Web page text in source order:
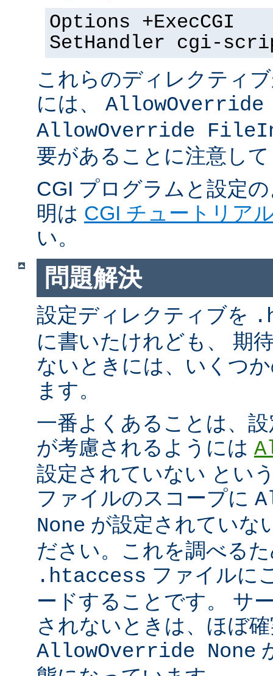
Options +ExecCGI
SetHandler cgi-
これらのディレクティ
には、 AllowOverride
AllowOverride
要があることに注意し
CGI プログラムと設定
明は CGI チュートリア
い。
問題解決
設定ディレクティブを
に書いたけれども、 期
ないときには、いくつ
ます。
一番よくあることは、
が考慮されるようには
設定されていない とい
ファイルのスコープに
None が設定されていな
ださい。これを調べる
.htaccess ファイルに
ードすることです。 サ
されないときは、ほぼ
AllowOverride None